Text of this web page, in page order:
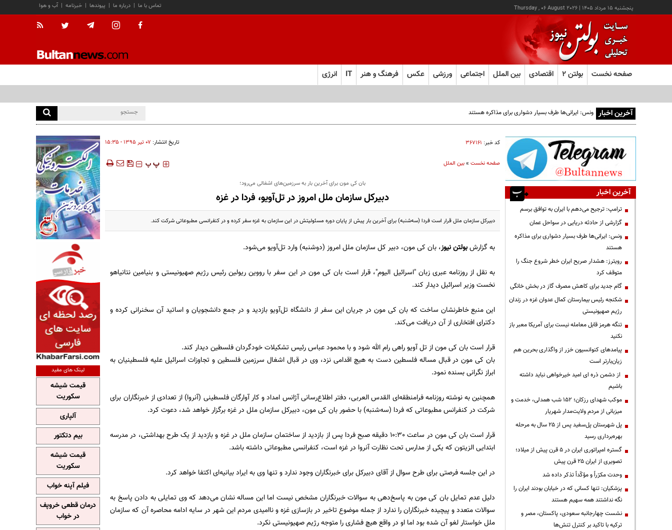
پنجشنبه ۱۵ مرداد ۱۴۰۵ |
Thursday , 06 August 2026 آب و هوا | خبرنامه | پیوندها | درباره ما | تماس با ما
صفحه نخست بولتن ۲ اقتصادی بین الملل اجتماعی ورزشی عکس فرهنگ و هنر IT انرژی
آخرین اخبار ونس: ایرانی‌ها طرف بسیار دشواری برای مذاکره هستند
کد خبر: ۳۶۷۱۶۱ تاریخ انتشار: ۰۷ تير ۱۳۹۵ - ۱۵:۳۵
صفحه نخست»بین الملل ‍‍‍ پ پ
بان کی مون برای آخرین بار به سرزمین‌های اشغالی می‌رود؛
دبیرکل سازمان ملل امروز در تل‌آویو، فردا در غزه
دبیرکل سازمان ملل قرار است فردا (سه‌شنبه) برای آخرین بار پیش از پایان دوره مسئولیتش در این سازمان به غزه سفر کرده و در کنفرانسی مطبوعاتی شرکت کند.
به گزارشبولتن نیوز، بان کی مون، دبیر کل سازمان ملل امروز (دوشنبه) وارد تل‌آویو می‌شود.
به نقل از روزنامه عبری زبان "اسرائیل الیوم"، قرار است بان کی مون در این سفر با رووین ریولین رئیس رژیم صهیونیستی و بنیامین نتانیاهو
نخست وزیر اسرائیل دیدار کند.
این منبع خاطرنشان ساخت که بان کی مون در جریان این سفر از دانشگاه تل‌آویو بازدید و در جمع دانشجویان و اساتید آن سخنرانی کرده و
دکترای افتخاری از آن دریافت می‌کند.
قرار است بان کی مون از تل آویو راهی رام الله شود و با محمود عباس رئیس تشکیلات خودگردان فلسطین دیدار کند.
بان کی مون در قبال مساله فلسطین دست به هیچ اقدامی نزد، وی در قبال اشغال سرزمین فلسطین و تجاوزات اسرائیل علیه فلسطینیان به
ابراز نگرانی بسنده نمود.
همچنین به نوشته روزنامه فرامنطقه‌ای القدس العربی،‌ دفتر اطلاع‌رسانی آژانس امداد و کار آوارگان فلسطینی (آنروا) از تعدادی از خبرنگاران برای
شرکت در کنفرانس مطبوعاتی که فردا (سه‌شنبه)‌ با حضور بان کی مون،‌ دبیرکل سازمان ملل ‌در غزه برگزار خواهد شد، دعوت کرد.
قرار است بان کی مون در ساعت 10:30 دقیقه صبح فردا پس از بازدید از ساختمان سازمان ملل در غزه و بازدید از یک طرح بهداشتی، در مدرسه
ابتدایی الزیتون که یکی از مدارس تحت نظارت آنروا در غزه است، کنفرانسی مطبوعاتی داشته باشد.
در این جلسه فرصتی برای طرح سوال از آقای دبیرکل برای خبرنگاران وجود ندارد و تنها وی به ایراد بیانیه‌ای اکتفا خواهد کرد.
دلیل عدم تمایل بان کی مون به پاسخ‌دهی به سوالات خبرنگاران مشخص نیست اما این مساله نشان می‌دهد که وی تمایلی به دادن پاسخ به
سوالات متعدد و پیچیده خبرنگاران را ندارد از جمله موضوع تاخیر در بازسازی غزه و ناامیدی مردم این شهر در سایه ادامه محاصره آن که سازمان
ملل خواستار لغو آن شده بود اما او در واقع هیچ فشاری را متوجه رژیم صهیونیستی نکرد.
آخرین اخبار
ترامپ: ترجیح می‌دهم با ایران به توافق برسم
گزارشی از حادثه دریایی در سواحل عمان
ونس: ایرانی‌ها طرف بسیار دشواری برای مذاکره
هستند
رویترز: هشدار صریح ایران خطر شروع جنگ را
متوقف کرد
گام جدید برای کاهش مصرف گاز در بخش خانگی
شکنجه رئیس بیمارستان کمال عدوان غزه در زندان
رژیم صهیونیستی
تنگه هرمز قابل معامله نیست برای آمریکا معبر باز
نکنید
پیامدهای کنوانسیون خزر از واگذاری بحرین هم
زیان‌بارتر است
از دشمن ذره ای امید خیرخواهی نباید داشته
باشیم
موکب شهدای رزکان؛ ۱۵۲ شب همدلی، خدمت و
میزبانی از مردم ولایت‌مدار شهریار
پل شهرستان پل‌سفید پس از ۲۵ سال به مرحله
بهره‌برداری رسید
گستره امپراتوری ایران در ۵ قرن پیش از میلاد؛
تصویری از ایران ۲۵ قرن پیش
وحدت مکرّراً و مؤکّداً تذکر داده شد
پزشکیان: تنها کسانی که در خیابان بودند ایران را
نگه نداشتند همه سهیم هستند
نشست چهارجانبه سعودی، پاکستان، مصر و
ترکیه با تاکید بر کنترل تنش‌ها
لینک های مفید
قیمت شیشه
سکوریت
آلپاری
بیم دتکتور
قیمت شیشه
سکوریت
فیلم آپنه خواب
درمان قطعی خروپف
در خواب